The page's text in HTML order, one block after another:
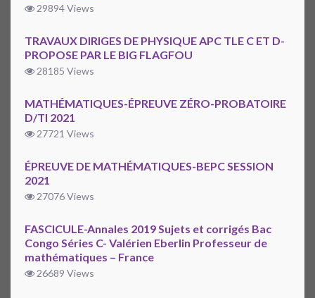
29894 Views
TRAVAUX DIRIGES DE PHYSIQUE APC TLE C ET D-
PROPOSE PAR LE BIG FLAGFOU
28185 Views
MATHÉMATIQUES-ÉPREUVE ZÉRO-PROBATOIRE
D/TI 2021
27721 Views
ÉPREUVE DE MATHÉMATIQUES-BEPC SESSION
2021
27076 Views
FASCICULE-Annales 2019 Sujets et corrigés Bac
Congo Séries C- Valérien Eberlin Professeur de
mathématiques – France
26689 Views